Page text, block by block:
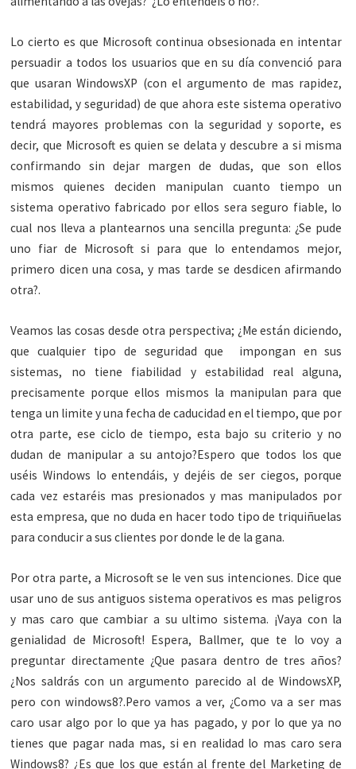
Lo cierto es que Microsoft continua obsesionada en intentar
persuadir a todos los usuarios que en su día convenció para
que usaran WindowsXP (con el argumento de mas rapidez,
estabilidad, y seguridad) de que ahora este sistema operativo
tendrá mayores problemas con la seguridad y soporte, es
decir, que Microsoft es quien se delata y descubre a si misma
confirmando sin dejar margen de dudas, que son ellos
mismos quienes deciden manipulan cuanto tiempo un
sistema operativo fabricado por ellos sera seguro fiable, lo
cual nos lleva a plantearnos una sencilla pregunta: ¿Se pude
uno fiar de Microsoft si para que lo entendamos mejor,
primero dicen una cosa, y mas tarde se desdicen afirmando
otra?.
Veamos las cosas desde otra perspectiva; ¿Me están diciendo,
que cualquier tipo de seguridad que impongan en sus
sistemas, no tiene fiabilidad y estabilidad real alguna,
precisamente porque ellos mismos la manipulan para que
tenga un limite y una fecha de caducidad en el tiempo, que por
otra parte, ese ciclo de tiempo, esta bajo su criterio y no
dudan de manipular a su antojo?Espero que todos los que
uséis Windows lo entendáis, y dejéis de ser ciegos, porque
cada vez estaréis mas presionados y mas manipulados por
esta empresa, que no duda en hacer todo tipo de triquiñuelas
para conducir a sus clientes por donde le de la gana.
Por otra parte, a Microsoft se le ven sus intenciones. Dice que
usar uno de sus antiguos sistema operativos es mas peligros
y mas caro que cambiar a su ultimo sistema. ¡Vaya con la
genialidad de Microsoft! Espera, Ballmer, que te lo voy a
preguntar directamente ¿Que pasara dentro de tres años?
¿Nos saldrás con un argumento parecido al de WindowsXP,
pero con windows8?.Pero vamos a ver, ¿Como va a ser mas
caro usar algo por lo que ya has pagado, y por lo que ya no
tienes que pagar nada mas, si en realidad lo mas caro sera
Windows8? ¿Es que los que están al frente del Marketing de